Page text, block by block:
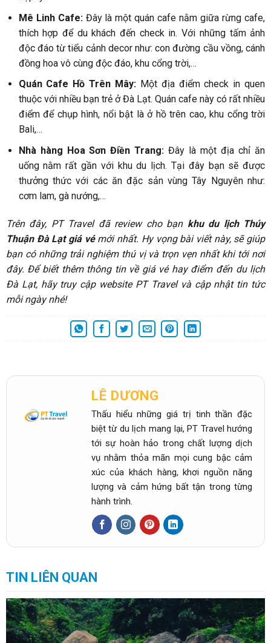
Mê Linh Cafe: Đây là một quán cafe nằm giữa rừng cafe,
thích hợp để du khách đến check in. Với những tấm ảnh
độc đáo từ tiểu cảnh decor như: con đường cầu vồng, cánh
đồng hoa vô cùng độc đáo, khu cổng trời,…
Quán Cafe Hồ Trên Mây: Một địa điểm check in quen
thuộc với nhiều bạn trẻ ở Đà Lạt. Quán cafe này có rất nhiều
điểm để chụp hình, nổi bật là ở hồ trên cao, khu cổng trời
Bali,…
Nhà hàng Hoa Sơn Điền Trang:Đây là một địa chỉ ăn
uống nằm rất gần với khu du lịch. Tại đây bạn sẽ được
thưởng thức với các ăn đặc sản vùng Tây Nguyên như:
cơm lam, gà nướng,…
Trên đây, PT Travel đã review cho bạn khu du lịch Thúy
Thuận Đà Lạt giá vémới nhất. Hy vọng bài viết này, sẽ giúp
bạn có những trải nghiệm thú vị và trọn vẹn nhất khi tới nơi
đây. Để biết thêm thông tin về giá vé hay điểm đến du lịch
Đà Lạt, hãy truy cập website PT Travel và cập nhật tin tức
mỗi ngày nhé!
LÊ DƯƠNG
Thấu hiểu những giá trị tinh thần đặc
biệt từ du lịch mang lại, PT Travel hướng
tới sự hoàn hảo trong chất lượng dịch
vụ nhằm thỏa mãn mọi cung bậc cảm
xúc của khách hàng, khơi nguồn năng
lượng và cảm hứng bất tận trong từng
hành trình.
TIN LIÊN QUAN